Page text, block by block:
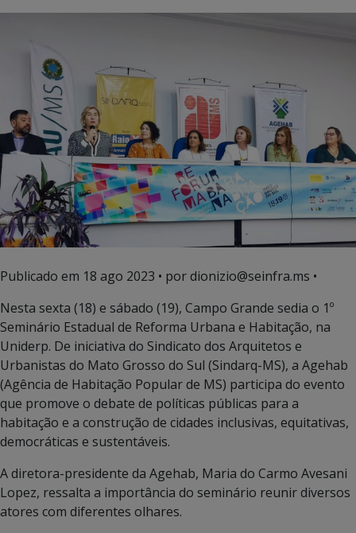
Publicado em 18 ago 2023 • por dionizio@seinfra.ms •
Nesta sexta (18) e sábado (19), Campo Grande sedia o 1º
Seminário Estadual de Reforma Urbana e Habitação, na
Uniderp. De iniciativa do Sindicato dos Arquitetos e
Urbanistas do Mato Grosso do Sul (Sindarq-MS), a Agehab
(Agência de Habitação Popular de MS) participa do evento
que promove o debate de políticas públicas para a
habitação e a construção de cidades inclusivas, equitativas,
democráticas e sustentáveis.
A diretora-presidente da Agehab, Maria do Carmo Avesani
Lopez, ressalta a importância do seminário reunir diversos
atores com diferentes olhares.